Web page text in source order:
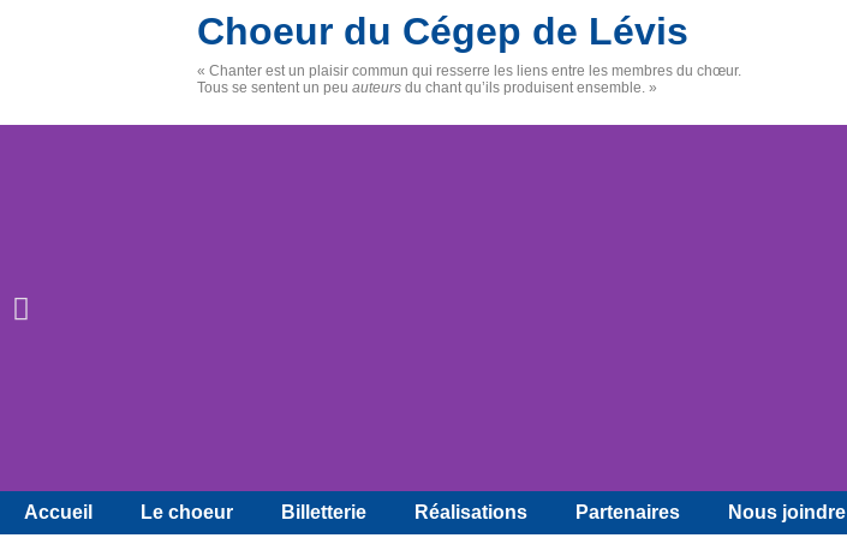
Choeur du Cégep de Lévis
« Chanter est un plaisir commun qui resserre les liens entre les membres du chœur.
Tous se sentent un peu auteursdu chant qu’ils produisent ensemble. »
Accueil Le choeur Billetterie Réalisations Partenaires Nous joindre